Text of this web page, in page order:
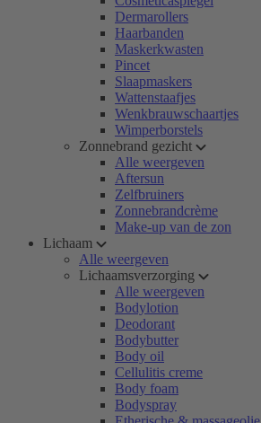
Dermarollers
Haarbanden
Maskerkwasten
Pincet
Slaapmaskers
Wattenstaafjes
Wenkbrauwschaartjes
Wimperborstels
Zonnebrand gezicht
Alle weergeven
Aftersun
Zelfbruiners
Zonnebrandcrème
Make-up van de zon
Lichaam
Alle weergeven
Lichaamsverzorging
Alle weergeven
Bodylotion
Deodorant
Bodybutter
Body oil
Cellulitis creme
Body foam
Bodyspray